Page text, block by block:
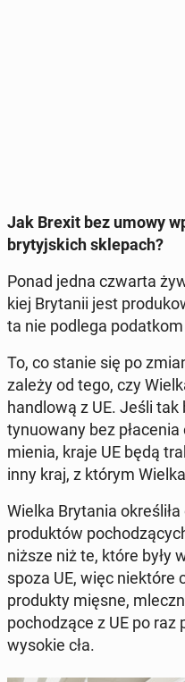
Jak Brexit bez umowy
bry­tyj­skich skle­pach?
Ponad jedna czwarta
kiej Bry­ta­nii jest
ta nie podlega
To, co stanie się po
zależy od tego, czy
han­dlo­wą z UE. Jeśli
ty­nu­owa­ny bez
mie­nia, kraje UE będą
inny kraj, z którym
Wielka Bry­ta­nia
pro­duk­tów
niższe niż te, które były
spoza UE, więc nie­któ­re
pro­duk­ty mięsne,
po­cho­dzą­ce z UE po raz
wysokie cła.